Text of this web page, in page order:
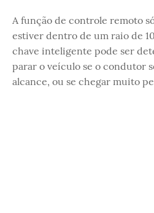
A função de controle remoto
estiver dentro de um raio de
chave inteligente pode ser
parar o veículo se o condutor
alcance, ou se chegar muito